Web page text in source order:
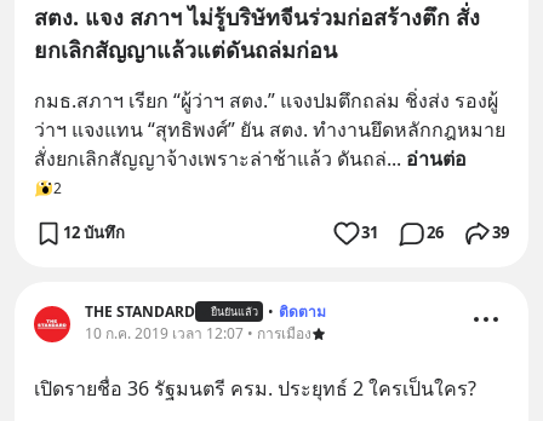
สตง. แจง สภาฯ ไม่รู้บริษัทจีนร่วมก่อสร้างตึก สั่ง
ยกเลิกสัญญาแล้วแต่ดันถล่มก่อน
กมธ.สภาฯ เรียก “ผู้ว่าฯ สตง.” แจงปมตึกถล่ม ชิ่งส่ง รองผู้
ว่าฯ แจงแทน “สุทธิพงศ์” ยัน สตง. ทำงานยึดหลักกฎหมาย
สั่งยกเลิกสัญญาจ้างเพราะล่าช้าแล้ว ดันถล่... อ่านต่อ
2
12 บันทึก 31 26 39
THE STANDARD ยืนยันแล้ว • ติดตาม
10 ก.ค. 2019 เวลา 12:07 • การเมือง
เปิดรายชื่อ 36 รัฐมนตรี ครม. ประยุทธ์ 2 ใครเป็นใคร?